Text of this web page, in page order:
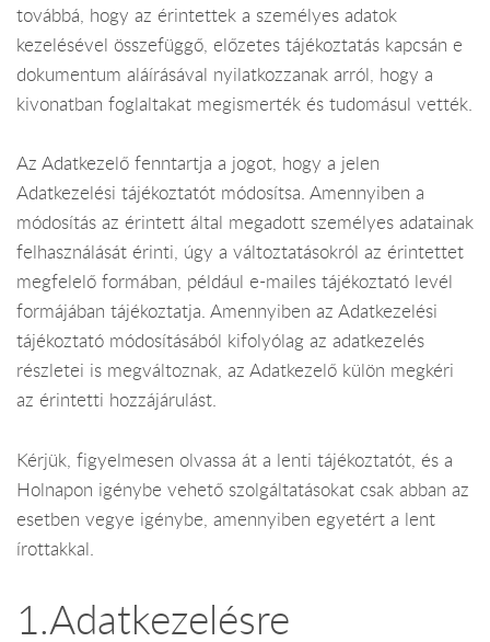
továbbá, hogy az érintettek a személyes adatok
kezelésével összefüggő, előzetes tájékoztatás kapcsán e
dokumentum aláírásával nyilatkozzanak arról, hogy a
kivonatban foglaltakat megismerték és tudomásul vették.
Az Adatkezelő fenntartja a jogot, hogy a jelen
Adatkezelési tájékoztatót módosítsa. Amennyiben a
módosítás az érintett által megadott személyes adatainak
felhasználását érinti, úgy a változtatásokról az érintettet
megfelelő formában, például e-mailes tájékoztató levél
formájában tájékoztatja. Amennyiben az Adatkezelési
tájékoztató módosításából kifolyólag az adatkezelés
részletei is megváltoznak, az Adatkezelő külön megkéri
az érintetti hozzájárulást.
Kérjük, figyelmesen olvassa át a lenti tájékoztatót, és a
Holnapon igénybe vehető szolgáltatásokat csak abban az
esetben vegye igénybe, amennyiben egyetért a lent
írottakkal.
1.Adatkezelésre